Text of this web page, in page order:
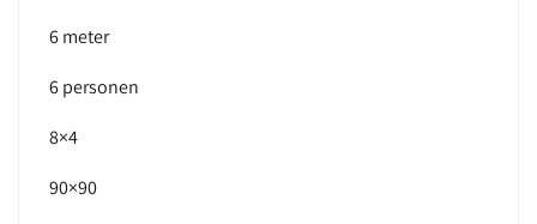
6 meter
6 personen
8×4
90×90